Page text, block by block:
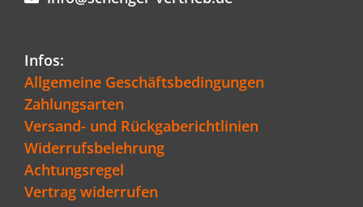
Infos:
Allgemeine Geschäftsbedingungen
Zahlungsarten
Versand- und Rückgaberichtlinien
Widerrufsbelehrung
Achtungsregel
Vertrag widerrufen